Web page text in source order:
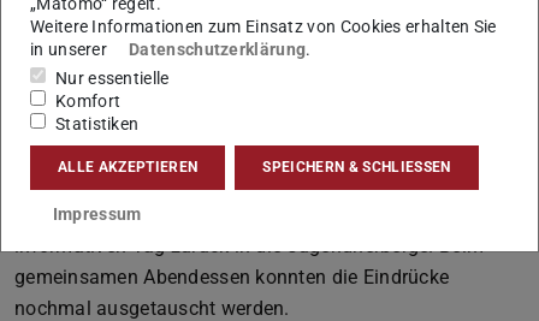
Interventionszentrum weiter. In einer Präsentation wurden
alle wichtigen Informationen im Zusammenhang mit
Rettungs- und Notfallsituationen im Gotthard-Tunnel
sowie der Instandhaltung verdeutlicht. Abschließend gab
es noch eine Führung, bei der die Rettungsfahrzeuge
begutachtet werden konnten.
Am späten Nachmittag ging es nach einem sehr
gemeinsamen Abendessen konnten die Eindrücke
nochmal ausgetauscht werden.
Weitere Informationen zum Einsatz von Cookies erhalten Sie
in unserer
Datenschutzerklärung.
Nur essentielle
Komfort
Statistiken
ALLE AKZEPTIEREN SPEICHERN & SCHLIESSEN
Impressum